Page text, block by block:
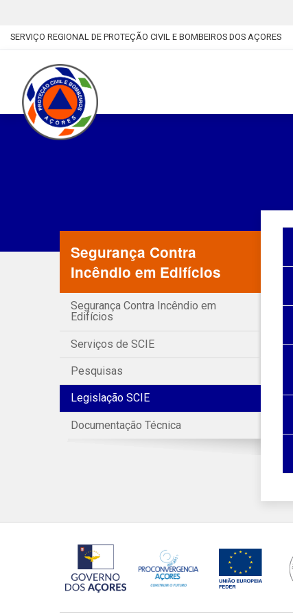
SERVIÇO REGIONAL DE PROTEÇÃO CIVIL E BOMBEIROS DOS AÇORES
Segurança Contra
Incêndio em Edifícios
Segurança Contra Incêndio em
Edifícios
Serviços de SCIE
Pesquisas
Legislação SCIE
Documentação Técnica